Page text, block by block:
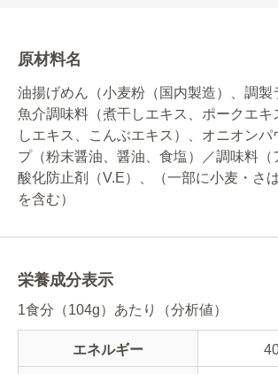
原材料名
油揚げめん（小麦粉（国内製造）、調製
魚介調味料（煮干しエキス、ポークエキ
しエキス、こんぶエキス）、オニオンパ
プ（粉末醤油、醤油、食塩）／調味料（
酸化防止剤（V.E）、（一部に小麦・さ
を含む）
栄養成分表示
1食分（104g）あたり（分析値）
エネルギー